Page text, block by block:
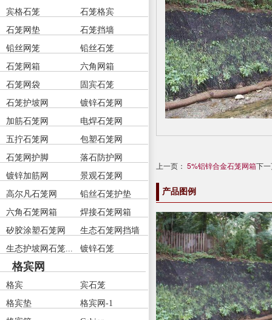
宾格石笼
石笼格宾
石笼网垫
石笼挡墙
铅丝网笼
铅丝石笼
石笼网箱
六角网箱
石笼网袋
固宾石笼
石笼护坡网
镀锌石笼网
加筋石笼网
电焊石笼网
五拧石笼网
包塑石笼网
石笼网护脚
落石防护网
镀锌加筋网
景观石笼网
高尔凡石笼网
铅丝石笼护垫
六角石笼网箱
焊接石笼网箱
矽胶涂塑石笼网
生态石笼网挡墙
生态护坡网石笼...
镀锌石笼
格宾网
格宾
宾石笼
格宾垫
格宾网-1
上一页： 5%铝锌合金石笼网箱下
产品图例